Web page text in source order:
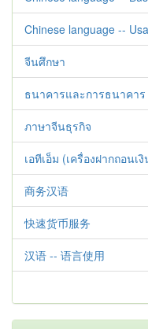
Chinese language --
จีนศึกษา
ธนาคารและการธนาคาร
ภาษาจีนธุรกิจ
เอทีเอ็ม (เครื่องฝากถอนเ
商务汉语
快速货币服务
汉语 -- 语言使用